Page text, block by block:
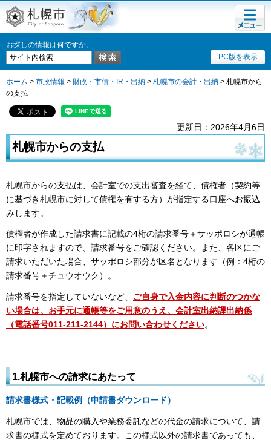
札幌市
お探しの情報は何ですか。
PC版を表示
メニュ
ー
ホーム > 市政情報 > 財政・市債・IR・出納 > 札幌市の会計・出納 > 札幌市から
の支払
更新日：2026年4月6日
札幌市からの支払
札幌市からの支払は、会計室での支出審査を経て、債権者（契約等
に基づき札幌市に対して債権を有する方）が指定する口座へお振込
みします。
債権者が作成した請求書に記載の4桁の請求番号＋サッポロシが通帳
に印字されますので、請求番号をご確認ください。また、各区にご
請求いただいた場合、サッポロシ部分が区名となります（例：4桁の
請求番号＋チュウオウク）。
請求番号を指定していないなど、 ご自身で入金内容に判断のつかな
い場合は、お手元に通帳等をご用意のうえ、会計室出納課出納係
（電話番号011-211-2144）にお問い合わせください。
1.札幌市への請求にあたって
請求書様式・記載例（申請書ダウンロード）
札幌市では、物品の購入や業務委託などの代金の請求について、請
求書の様式を定めております。この様式以外の請求書であっても、